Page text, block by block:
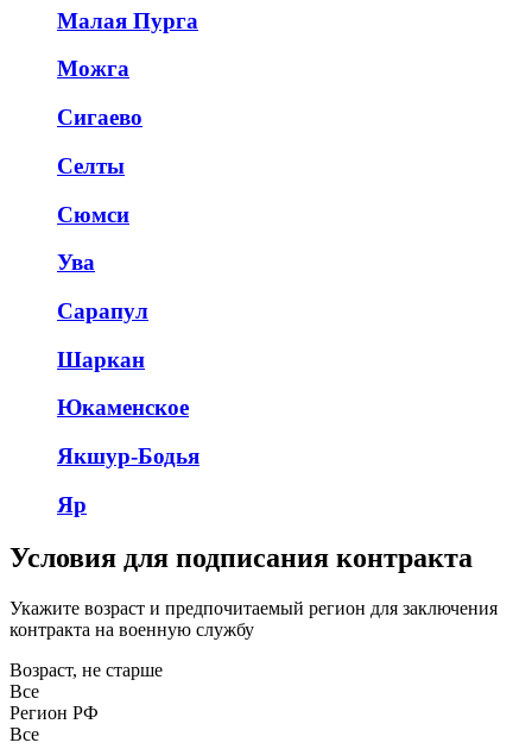
Малая Пурга
Можга
Сигаево
Селты
Сюмси
Ува
Сарапул
Шаркан
Юкаменское
Якшур-Бодья
Яр
Условия для подписания контракта
Укажите возраст и предпочитаемый регион для заключения
контракта на военную службу
Возраст, не старше
Все
Регион РФ
Все